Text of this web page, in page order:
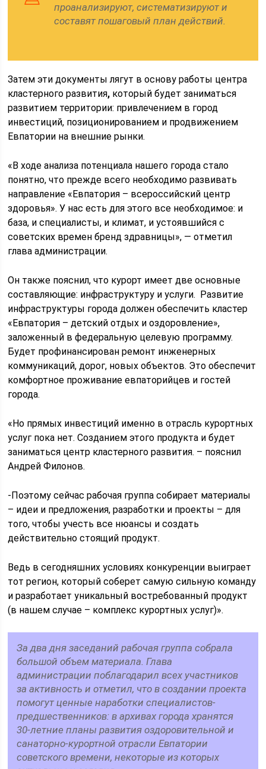
проанализируют, систематизируют и
составят пошаговый план действий.
Затем эти документы лягут в основу работы центра
кластерного развития, который будет заниматься
развитием территории: привлечением в город
инвестиций, позиционированием и продвижением
Евпатории на внешние рынки.
«В ходе анализа потенциала нашего города стало
понятно, что прежде всего необходимо развивать
направление «Евпатория – всероссийский центр
здоровья». У нас есть для этого все необходимое: и
база, и специалисты, и климат, и устоявшийся с
советских времен бренд здравницы», — отметил
глава администрации.
Он также пояснил, что курорт имеет две основные
составляющие: инфраструктуру и услуги. Развитие
инфраструктуры города должен обеспечить кластер
«Евпатория – детский отдых и оздоровление»,
заложенный в федеральную целевую программу.
Будет профинансирован ремонт инженерных
коммуникаций, дорог, новых объектов. Это обеспечит
комфортное проживание евпаторийцев и гостей
города.
«Но прямых инвестиций именно в отрасль курортных
услуг пока нет. Созданием этого продукта и будет
заниматься центр кластерного развития. – пояснил
Андрей Филонов.
-Поэтому сейчас рабочая группа собирает материалы
– идеи и предложения, разработки и проекты – для
того, чтобы учесть все нюансы и создать
действительно стоящий продукт.
Ведь в сегодняшних условиях конкуренции выиграет
тот регион, который соберет самую сильную команду
и разработает уникальный востребованный продукт
(в нашем случае – комплекс курортных услуг)».
За два дня заседаний рабочая группа собрала
большой объем материала. Глава
администрации поблагодарил всех участников
за активность и отметил, что в создании проекта
помогут ценные наработки специалистов-
предшественников: в архивах города хранятся
30-летние планы развития оздоровительной и
санаторно-курортной отрасли Евпатории
советского времени, некоторые из которых